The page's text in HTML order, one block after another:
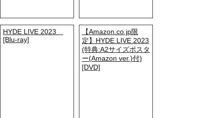
HYDE LIVE 2023
[Blu-ray]
【Amazon.co.jp限
定】HYDE LIVE 2023
(特典:A2サイズポスタ
ー(Amazon ver.)付)
[DVD]